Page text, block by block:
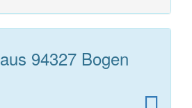
aus 94327 Bogen